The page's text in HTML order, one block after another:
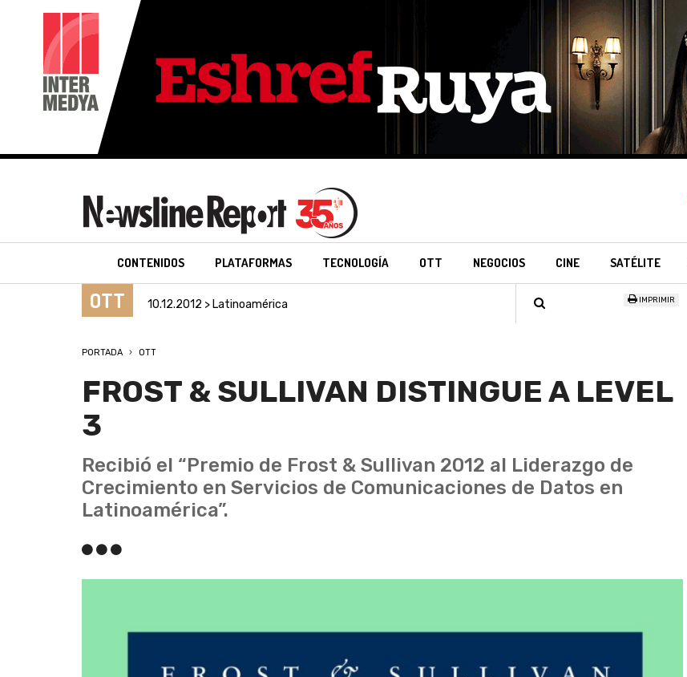
CONTENIDOS PLATAFORMAS TECNOLOGÍA OTT NEGOCIOS CINE SATÉLITE
OTT 10.12.2012 > Latinoamérica IMPRIMIR
PORTADA OTT
FROST & SULLIVAN DISTINGUE A LEVEL
3
Recibió el “Premio de Frost & Sullivan 2012 al Liderazgo de
Crecimiento en Servicios de Comunicaciones de Datos en
Latinoamérica”.